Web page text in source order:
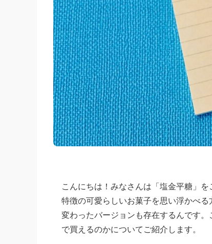
こんにちは！みなさんは「塩金平糖」
特徴の可愛らしいお菓子を思い浮かべ
変わったバージョンも存在するんです
で買えるのかについてご紹介します。